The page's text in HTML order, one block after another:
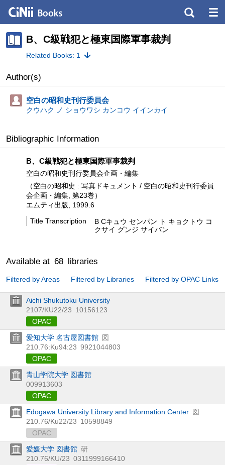
B、C級戦犯と極東国際軍事裁判
Related Books: 1
Author(s)
空白の昭和史刊行委員会
クウハク ノ ショウワシ カンコウ イインカイ
Bibliographic Information
B、C級戦犯と極東国際軍事裁判
空白の昭和史刊行委員会企画・編集
（空白の昭和史 : 写真ドキュメント / 空白の昭和史刊行委員
会企画・編集, 第23巻）
エムティ出版, 1999.6
Title Transcription
B Cキュウ センパン ト キョクトウ コ
クサイ グンジ サイバン
Available at 68 libraries
Filtered by Areas Filtered by Libraries Filtered by OPAC Links
Aichi Shukutoku University
2107/KU22/23 10156123
OPAC
愛知大学 名古屋図書館 図
210.76:Ku94:23 9921044803
OPAC
青山学院大学 図書館
009913603
OPAC
Edogawa University Library and Information Center 図
210.76/Ku22/23 10598849
OPAC
愛媛大学 図書館 研
210.76/KU/23 0311999166410